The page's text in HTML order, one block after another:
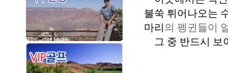
불쑥 튀어나오는
마리 의 펭귄들이
그 중 반드시 보